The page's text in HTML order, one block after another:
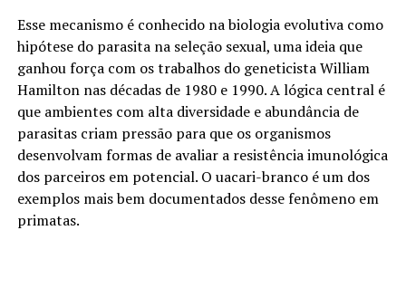
Esse mecanismo é conhecido na biologia evolutiva como
hipótese do parasita na seleção sexual, uma ideia que
ganhou força com os trabalhos do geneticista William
Hamilton nas décadas de 1980 e 1990. A lógica central é
que ambientes com alta diversidade e abundância de
parasitas criam pressão para que os organismos
desenvolvam formas de avaliar a resistência imunológica
dos parceiros em potencial. O uacari-branco é um dos
exemplos mais bem documentados desse fenômeno em
primatas.